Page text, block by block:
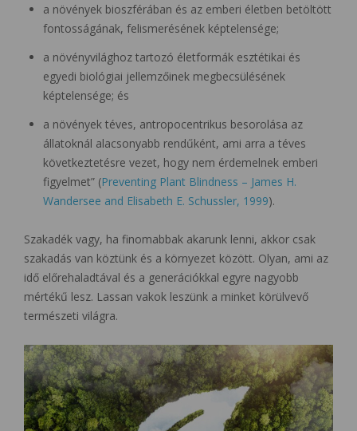
a növények bioszférában és az emberi életben betöltött
fontosságának, felismerésének képtelensége;
a növényvilághoz tartozó életformák esztétikai és
egyedi biológiai jellemzőinek megbecsülésének
képtelensége; és
a növények téves, antropocentrikus besorolása az
állatoknál alacsonyabb rendűként, ami arra a téves
következtetésre vezet, hogy nem érdemelnek emberi
figyelmet” (Preventing Plant Blindness – James H.
Wandersee and Elisabeth E. Schussler, 1999).
Szakadék vagy, ha finomabbak akarunk lenni, akkor csak
szakadás van köztünk és a környezet között. Olyan, ami az
idő előrehaladtával és a generációkkal egyre nagyobb
mértékű lesz. Lassan vakok leszünk a minket körülvevő
természeti világra.